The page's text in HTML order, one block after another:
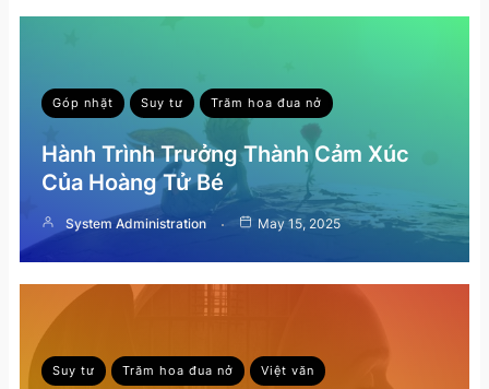
Góp nhặt Suy tư Trăm hoa đua nở
Hành Trình Trưởng Thành Cảm Xúc
Của Hoàng Tử Bé
System Administration May 15, 2025
Suy tư Trăm hoa đua nở Việt văn